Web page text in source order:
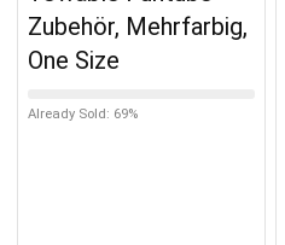
Zubehör, Mehrfarbig,
One Size
Already Sold: 69%